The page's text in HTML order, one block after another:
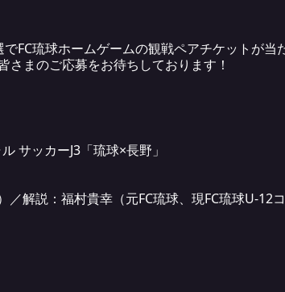
FC琉球ホームゲームの観戦ペアチケットが
まのご応募をお待ちしております！
サッカーJ3「琉球×長野」
解説：福村貴幸（元FC琉球、現FC琉球U-12